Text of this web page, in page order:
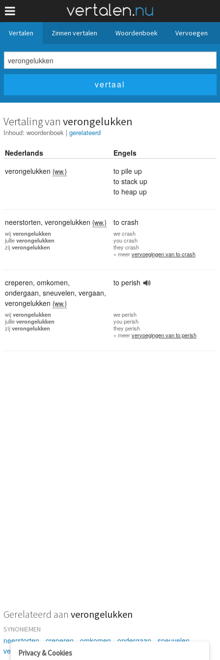
Vertalen Zinnen vertalen Woordenboek Vervoegen
Vertaling van verongelukken
Inhoud: woordenboek | gerelateerd
Nederlands
Engels
verongelukken {ww.}
to pile up
to stack up
to heap up
neerstorten, verongelukken {ww.} to crash
wijverongelukken
jullieverongelukken
zijverongelukken
wecrash
youcrash
they crash
» meervervoegingen van to crash
creperen, omkomen,
ondergaan, sneuvelen, vergaan,
verongelukken {ww.}
to perish
wijverongelukken
jullieverongelukken
zijverongelukken
weperish
youperish
they perish
» meervervoegingen van to perish
Gerelateerd aan verongelukken
SYNONIEMEN
neerstorten creperen omkomen ondergaan sneuvelen
vergaanPrivacy & Cookies